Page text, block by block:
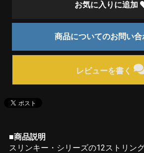
お気に入りに追加
商品についてのお問い合
レビューを書く
■商品説明
スリンキー・シリーズの12ストリン